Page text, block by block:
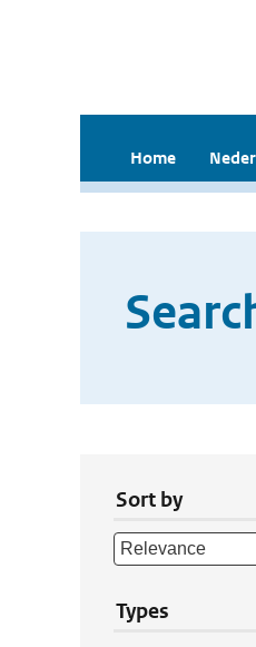
Home
Sort by
Types